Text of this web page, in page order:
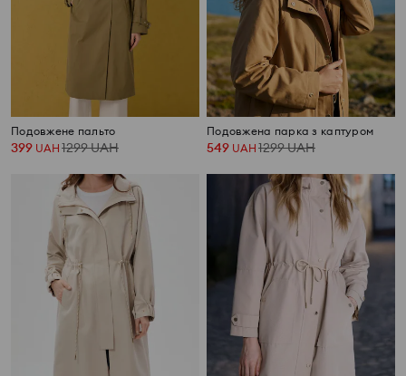
Подовжене пальто
399 UAH 1299UAH
Подовжена парка з каптуром
549 UAH 1299UAH